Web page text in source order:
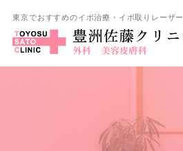
東京でおすすめのイボ治療・イボ取りレーザー